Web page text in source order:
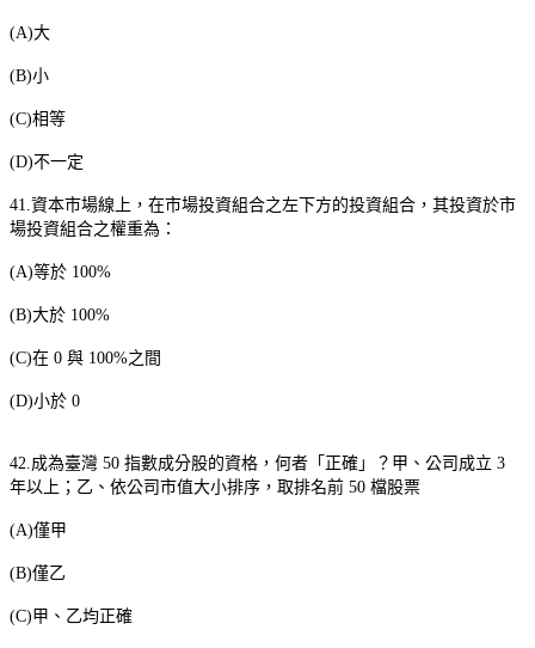
(A)大
(B)小
(C)相等
(D)不一定
41. 資本市場線上，在市場投資組合之左下方的投資組合，其投資於市
場投資組合之權重為：
(A)等於 100%
(B)大於 100%
(C)在 0 與 100%之間
(D)小於 0
42. 成為臺灣 50 指數成分股的資格，何者「正確」？甲、公司成立 3
年以上；乙、依公司市值大小排序，取排名前 50 檔股票
(A)僅甲
(B)僅乙
(C)甲、乙均正確